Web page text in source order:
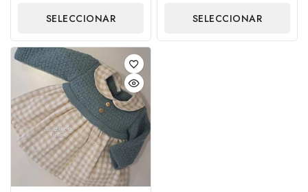
SELECCIONAR
OPCIONES
SELECCIONAR
OPCIONES